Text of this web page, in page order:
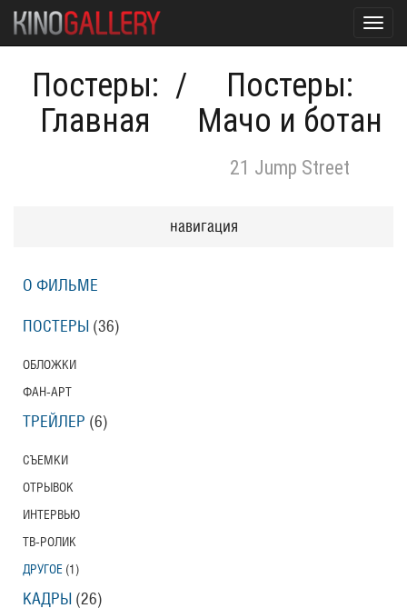
Постеры:
Главная
/
Постеры:
Мачо и ботан
21 Jump Street
навигация
О ФИЛЬМЕ
ПОСТЕРЫ (36)
ОБЛОЖКИ
ФАН-АРТ
ТРЕЙЛЕР (6)
СЪЕМКИ
ОТРЫВОК
ИНТЕРВЬЮ
ТВ-РОЛИК
ДРУГОЕ (1)
КАДРЫ (26)